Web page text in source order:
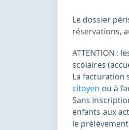
Le dossier
réservations,
ATTENTION :
scolaires
La facturation
citoyen ou à
Sans
enfants aux
le